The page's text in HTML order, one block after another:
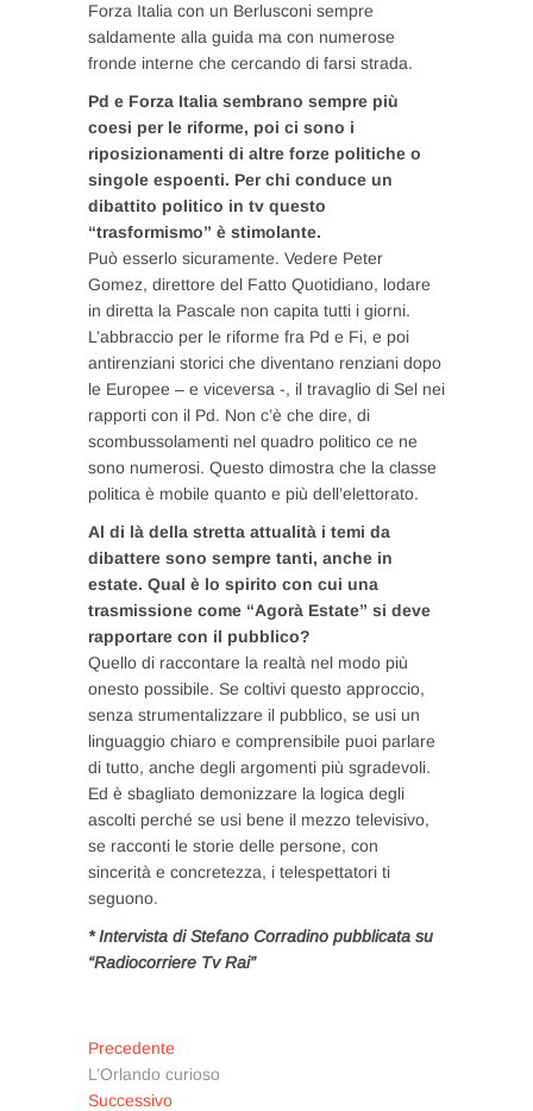
Forza Italia con un Berlusconi sempre
saldamente alla guida ma con numerose
fronde interne che cercando di farsi strada.
Pd e Forza Italia sembrano sempre più
coesi per le riforme, poi ci sono i
riposizionamenti di altre forze politiche o
singole espoenti. Per chi conduce un
dibattito politico in tv questo
“trasformismo” è stimolante.
Può esserlo sicuramente. Vedere Peter
Gomez, direttore del Fatto Quotidiano, lodare
in diretta la Pascale non capita tutti i giorni.
L’abbraccio per le riforme fra Pd e Fi, e poi
antirenziani storici che diventano renziani dopo
le Europee – e viceversa -, il travaglio di Sel nei
rapporti con il Pd. Non c’è che dire, di
scombussolamenti nel quadro politico ce ne
sono numerosi. Questo dimostra che la classe
politica è mobile quanto e più dell’elettorato.
Al di là della stretta attualità i temi da
dibattere sono sempre tanti, anche in
estate. Qual è lo spirito con cui una
trasmissione come “Agorà Estate” si deve
rapportare con il pubblico?
Quello di raccontare la realtà nel modo più
onesto possibile. Se coltivi questo approccio,
senza strumentalizzare il pubblico, se usi un
linguaggio chiaro e comprensibile puoi parlare
di tutto, anche degli argomenti più sgradevoli.
Ed è sbagliato demonizzare la logica degli
ascolti perché se usi bene il mezzo televisivo,
se racconti le storie delle persone, con
sincerità e concretezza, i telespettatori ti
seguono.
* Intervista di Stefano Corradino pubblicata su
“Radiocorriere Tv Rai”
Navigazione
articoli
Precedente
precedente:
L’Orlando curioso
SuccessivoArticolo